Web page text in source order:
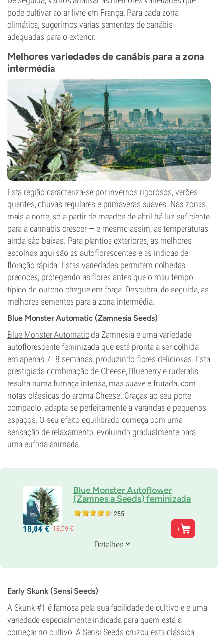
pode cultivar ao ar livre em França. Para cada zona
climática, sugerimos várias sementes de canábis
adequadas para o exterior.
Melhores variedades de canábis para a zona
intermédia
Esta região caracteriza-se por invernos rigorosos, verões
quentes, chuvas regulares e primaveras suaves. Nas zonas
mais a norte, só a partir de meados de abril há luz suficiente
para a cannabis crescer — e mesmo assim, as temperaturas
ainda são baixas. Para plantios exteriores, as melhores
escolhas aqui são as autoflorescentes e as indicas de
floração rápida. Estas variedades permitem colheitas
precoces, protegendo as flores antes que o mau tempo
típico do outono chegue em força. Descubra, de seguida, as
melhores sementes para a zona intermédia.
Blue Monster Automatic (Zamnesia Seeds)
Blue Monster Automatic da Zamnesia é uma variedade
autoflorescente feminizada que está pronta a ser colhida
em apenas 7–8 semanas, produzindo flores deliciosas. Esta
prestigiada combinação de Cheese, Blueberry e ruderalis
resulta numa fumaça intensa, mas suave e frutada, com
notas clássicas do aroma Cheese. Graças ao seu porte
compacto, adapta-se perfeitamente a varandas e pequenos
espaços. O seu efeito equilibrado começa com uma
sensação de relaxamento, evoluindo gradualmente para
uma euforia animada.
Blue Monster Autoflower
(Zamnesia Seeds) feminizada
255
Pais
Cheese x Blueberry x ruderalis
Híbrido automático
9-10 semanas desde a sementeira até à colheita
16%
0-1%
Tipo de floração
Autoflorescentes
18,04 € 18,99€
Detalhes
Early Skunk (Sensi Seeds)
A Skunk #1 é famosa pela sua facilidade de cultivo e é uma
variedade especialmente indicada para quem está a
começar no cultivo. A Sensi Seeds cruzou esta clássica